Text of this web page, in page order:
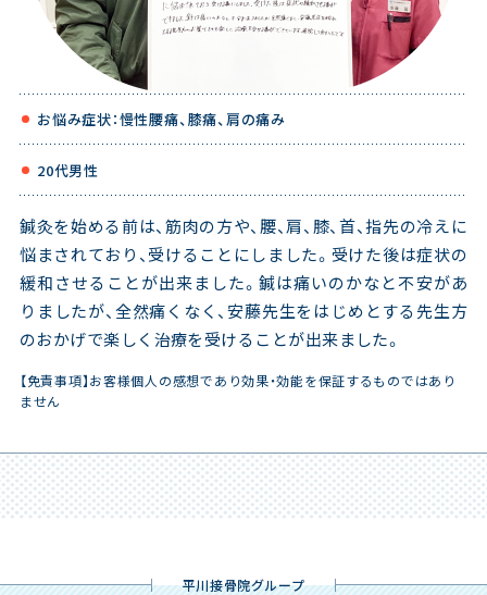
お悩み症状：慢性腰痛、膝痛、肩の痛み
20代男性
鍼灸を始める前は、筋肉の方や、腰、肩、膝、首、指先の冷えに
悩まされており、受けることにしました。受けた後は症状の
緩和させることが出来ました。鍼は痛いのかなと不安があ
りましたが、全然痛くなく、安藤先生をはじめとする先生方
のおかげで楽しく治療を受けることが出来ました。
【免責事項】お客様個人の感想であり効果・効能を保証するものではあり
ません
平川接骨院グループ